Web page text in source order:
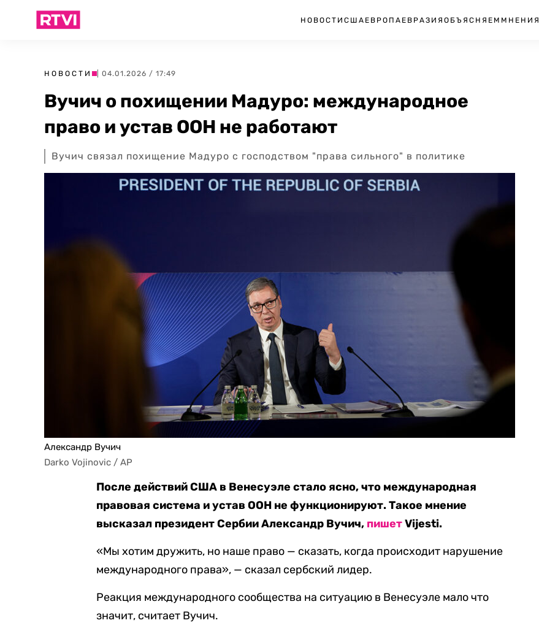
НОВОСТИ США ЕВРОПА ЕВРАЗИЯ ОБЪЯСНЯЕМ МНЕНИЯ
НОВОСТИ | 04.01.2026 / 17:49
Вучич о похищении Мадуро: международное
право и устав ООН не работают
Вучич связал похищение Мадуро с господством "права сильного" в политике
Александр Вучич
Darko Vojinovic / AP
После действий США в Венесуэле стало ясно, что международная
правовая система и устав ООН не функционируют. Такое мнение
высказал президент Сербии Александр Вучич, пишетVijesti.
«Мы хотим дружить, но наше право — сказать, когда происходит нарушение
международного права», — сказал сербский лидер.
Реакция международного сообщества на ситуацию в Венесуэле мало что
значит, считает Вучич.